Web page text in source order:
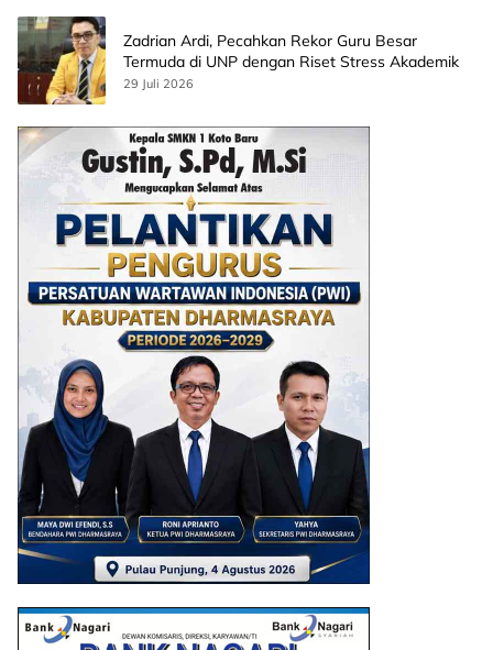
Zadrian Ardi, Pecahkan Rekor Guru Besar
Termuda di UNP dengan Riset Stress Akademik
29 Juli 2026